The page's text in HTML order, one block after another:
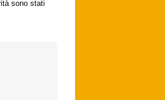
sono stati